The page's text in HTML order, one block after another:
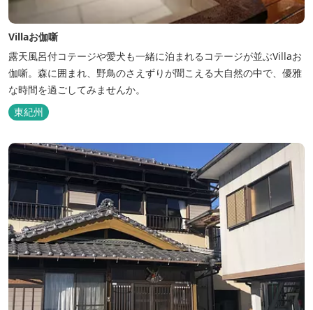
Villaお伽噺
露天風呂付コテージや愛犬も一緒に泊まれるコテージが並ぶVillaお
伽噺。森に囲まれ、野鳥のさえずりが聞こえる大自然の中で、優雅
な時間を過ごしてみませんか。
東紀州